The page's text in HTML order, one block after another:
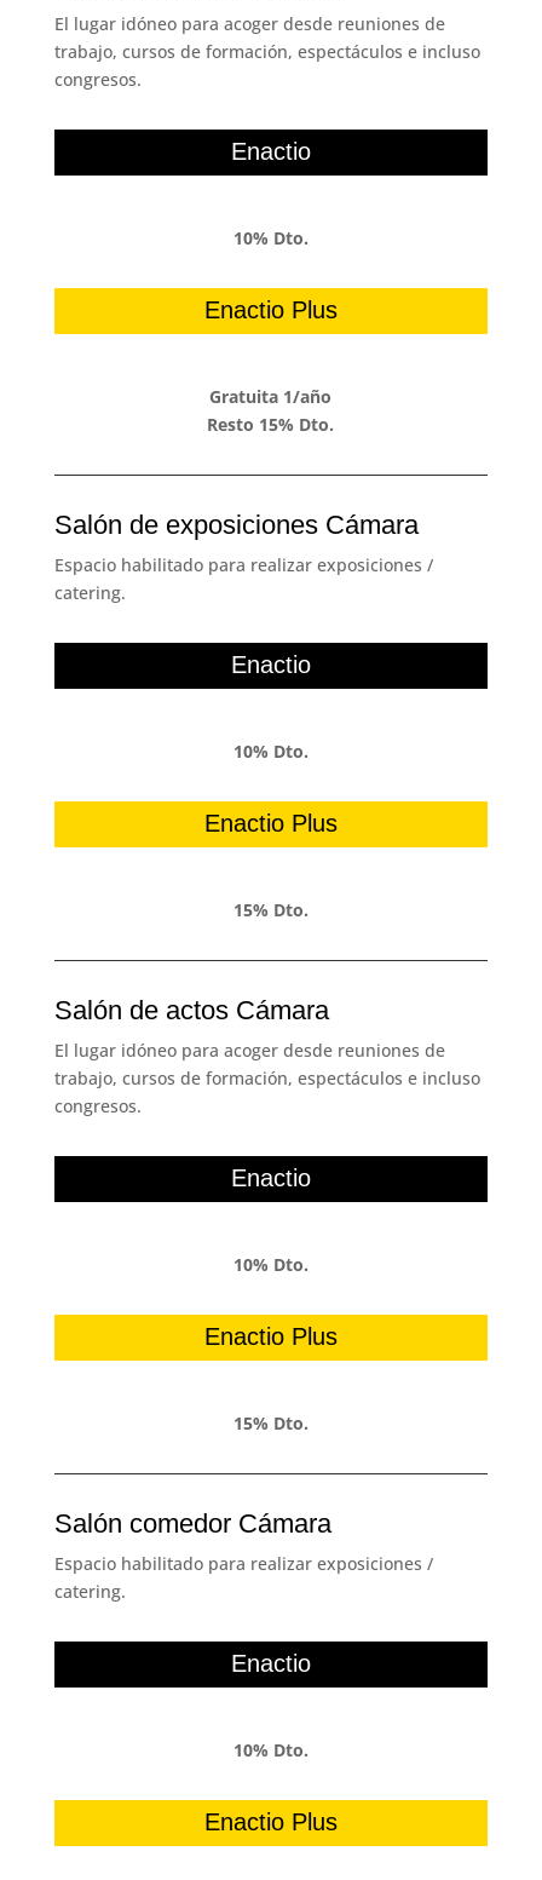
El lugar idóneo para acoger desde reuniones de
trabajo, cursos de formación, espectáculos e incluso
congresos.
Enactio
10% Dto.
Enactio Plus
Gratuita 1/año
Resto 15% Dto.
Salón de exposiciones Cámara
Espacio habilitado para realizar exposiciones /
catering.
Enactio
10% Dto.
Enactio Plus
15% Dto.
Salón de actos Cámara
El lugar idóneo para acoger desde reuniones de
trabajo, cursos de formación, espectáculos e incluso
congresos.
Enactio
10% Dto.
Enactio Plus
15% Dto.
Salón comedor Cámara
Espacio habilitado para realizar exposiciones /
catering.
Enactio
10% Dto.
Enactio Plus